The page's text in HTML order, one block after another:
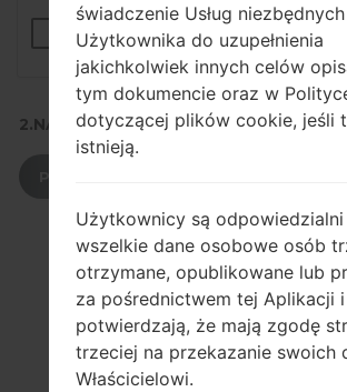
2.NACIŚNIJ, ABY POBRAĆ
świadczenie Usług
Użytkownika do uzupełnienia
jakichkolwiek innych celów
tym dokumencie oraz w
dotyczącej plików cookie, jeśli
istnieją.
Użytkownicy są odpowiedzialni
wszelkie dane osobowe osób
otrzymane, opublikowane lub
za pośrednictwem tej Aplikacji i
potwierdzają, że mają zgodę
trzeciej na przekazanie swoich
Właścicielowi.